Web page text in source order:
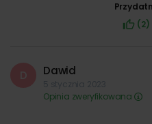
(2)
D Dawid
Opinia zweryfikowana